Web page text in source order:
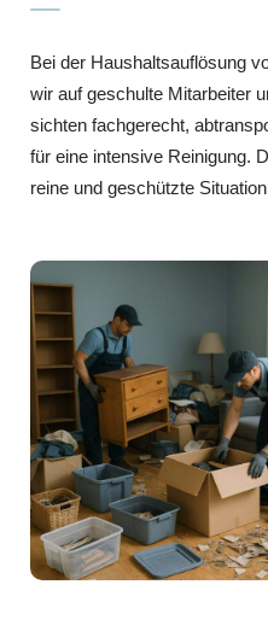
Bei der Haushaltsauflösung
wir auf geschulte Mitarbeiter
sichten fachgerecht,
für eine intensive Reinigung.
reine und geschützte